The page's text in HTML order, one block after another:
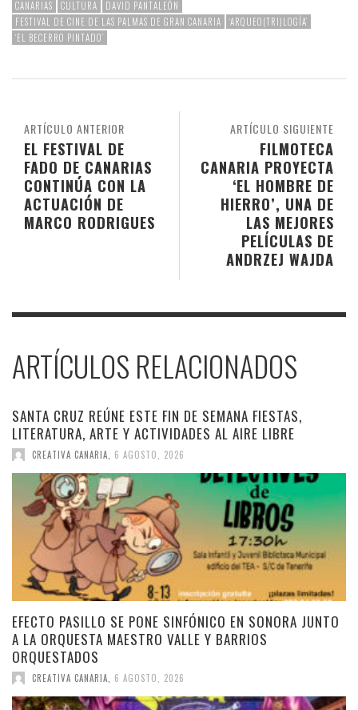
CANARIAS CULTURA
DAVID PANTALEÓN
FESTIVAL DE CINE DE LAS PALMAS DE GRAN CANARIA
‘ARQUEO(TRI)LOGÍA’
‘EL BECERRO PINTADO’
ARTÍCULO SIGUIENTE
FILMOTECA
CANARIA PROYECTA
‘EL HOMBRE DE
HIERRO’, UNA DE
LAS MEJORES
PELÍCULAS DE
ANDRZEJ WAJDA
ARTÍCULO ANTERIOR
EL FESTIVAL DE
FADO DE CANARIAS
CONTINÚA CON LA
ACTUACIÓN DE
MARCO RODRIGUES
ARTÍCULOS RELACIONADOS
SANTA CRUZ REÚNE ESTE FIN DE SEMANA FIESTAS,
LITERATURA, ARTE Y ACTIVIDADES AL AIRE LIBRE
CREATIVA CANARIA, 6 AGOSTO, 2026
EFECTO PASILLO SE PONE SINFÓNICO EN SONORA JUNTO
A LA ORQUESTA MAESTRO VALLE Y BARRIOS
ORQUESTADOS
CREATIVA CANARIA 6 AGOSTO, 2026